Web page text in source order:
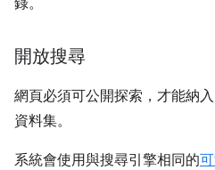
錄。
開放搜尋
網頁必須可公開探索，才能納
資料集。
系統會使用與搜尋引擎相同的